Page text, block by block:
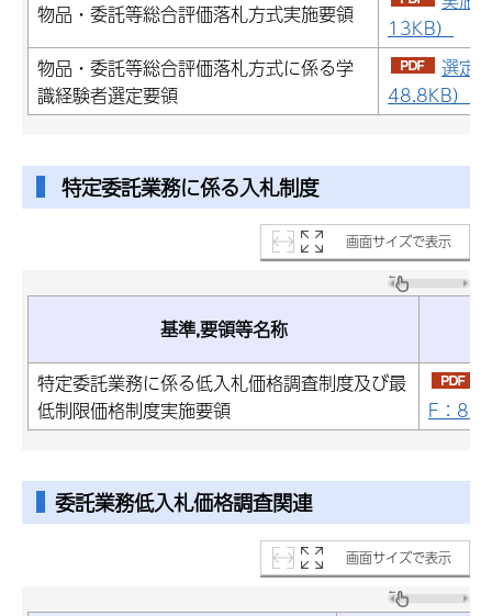
物品・委託等総合評価落札方式実施要領
13KB）
物品・委託等総合評価落札方式に係る学
識経験者選定要領
選定
48.8KB）
特定委託業務に係る入札制度
画面サイズで表示
基準,要領等名称
特定委託業務に係る低入札価格調査制度及び最
低制限価格制度実施要領
F：
委託業務低入札価格調査関連
画面サイズで表示